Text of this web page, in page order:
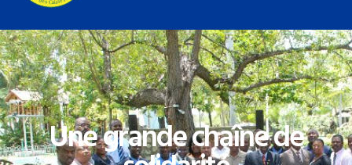
Une grande chaîne de